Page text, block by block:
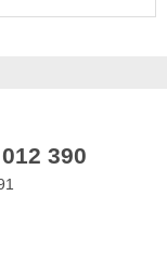
390